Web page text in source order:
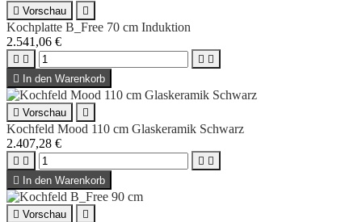
 Vorschau 
Kochplatte B_Free 70 cm Induktion
2.541,06 €
   
 In den Warenkorb
 Vorschau 
Kochfeld Mood 110 cm Glaskeramik Schwarz
2.407,28 €
   
 In den Warenkorb
 Vorschau 